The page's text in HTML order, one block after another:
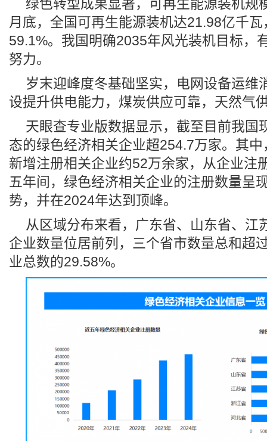
绿色转型成果显著，可再生能源装机规
月底，全国可再生能源装机达21.98亿千
59.1%。我国明确2035年风光装机目标，
努力。
岁末迎峰度冬基础坚实，电网设备运维
设提升供电能力，煤炭供应可靠，天然气
天眼查专业版数据显示，截至目前我国
态的绿色经济相关企业超254.7万家。其
新增注册相关企业约52万余家，从企业注
五年间，绿色经济相关企业的注册数量呈
势，并在2024年达到顶峰。
从区域分布来看，广东省、山东省、江
企业数量位居前列，三个省市数量总和超
业总数的29.58%。